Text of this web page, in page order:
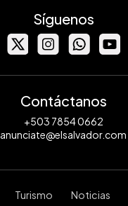
Síguenos
Contáctanos
+503 7854 0662
anunciate@elsalvador.com
Turismo Noticias